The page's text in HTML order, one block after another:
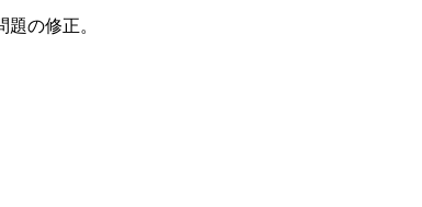
の修正。